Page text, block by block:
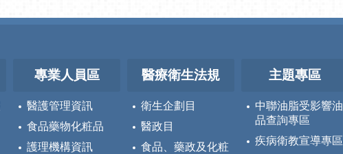
專業人員區
醫護管理資訊
食品藥物化粧品
護理機構資訊
醫療衛生法規
衛生企劃目
醫政目
食品、藥政及化粧
主題專區
中聯油脂受影響油
品查詢專區
疾病衛教宣導專區